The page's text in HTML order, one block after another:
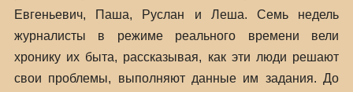
Евгеньевич, Паша, Руслан и Леша. Семь недель
журналисты в режиме реального времени вели
хронику их быта, рассказывая, как эти люди решают
свои проблемы, выполняют данные им задания. До